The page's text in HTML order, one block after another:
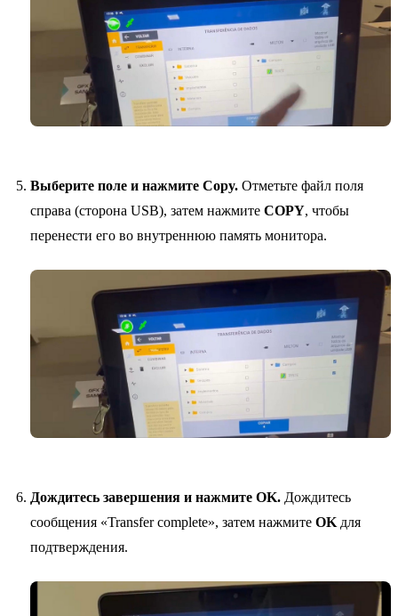
Выберите поле и нажмите Copy. Отметьте файл поля
справа (сторона USB), затем нажмите COPY, чтобы
перенести его во внутреннюю память монитора.
Дождитесь завершения и нажмите OK. Дождитесь
сообщения «Transfer complete», затем нажмите OK для
подтверждения.